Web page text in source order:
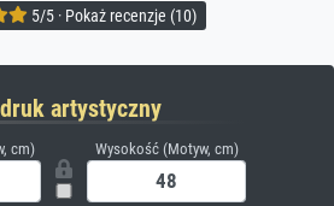
5/5 · Pokaż recenzje (10)
artystyczny
cm) Wysokość (Motyw, cm)